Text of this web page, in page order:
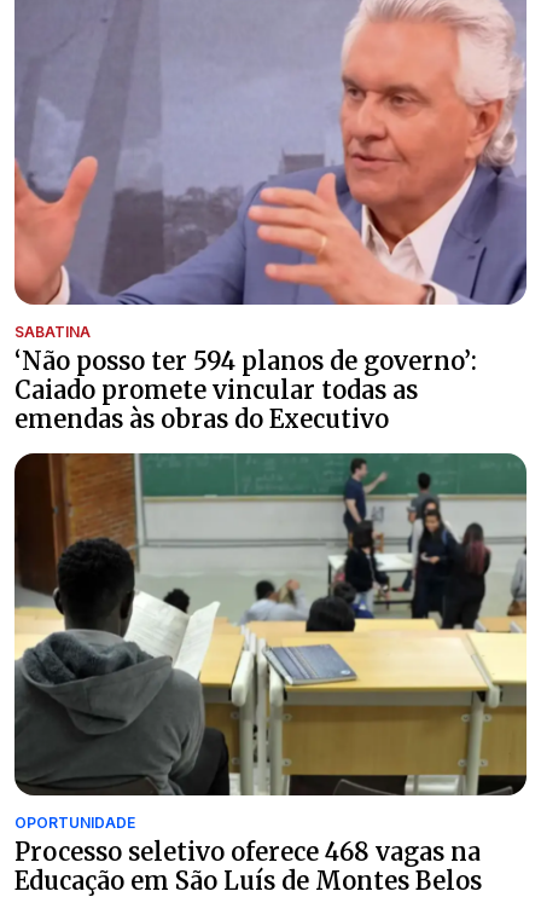
SABATINA
‘Não posso ter 594 planos de governo’:
Caiado promete vincular todas as
emendas às obras do Executivo
OPORTUNIDADE
Processo seletivo oferece 468 vagas na
Educação em São Luís de Montes Belos